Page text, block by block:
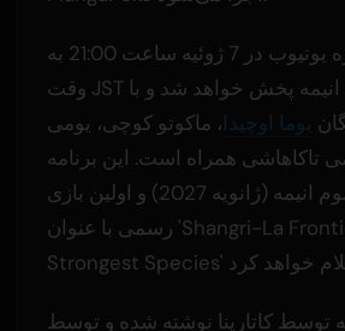
یک برنامه ویژه یوتیوب در 7 ژوئیه ساعت 21:00 به
وقت JST در کانال رسمی انیمه پخش خواهد شد و با
یوما اوچیدا، ماکوتو کوچی، یومی
تاکاهاشی همراه است. این برنامه
جزئیات فصل سوم انیمه (ژانویه 2027) و اولین بازی
رسمی با عنوان 'Shangri-La Frontier: The Seven
توسط کاتارینا نوشته شده و توسط